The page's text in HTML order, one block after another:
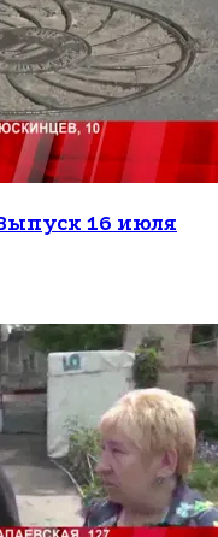
16 июля